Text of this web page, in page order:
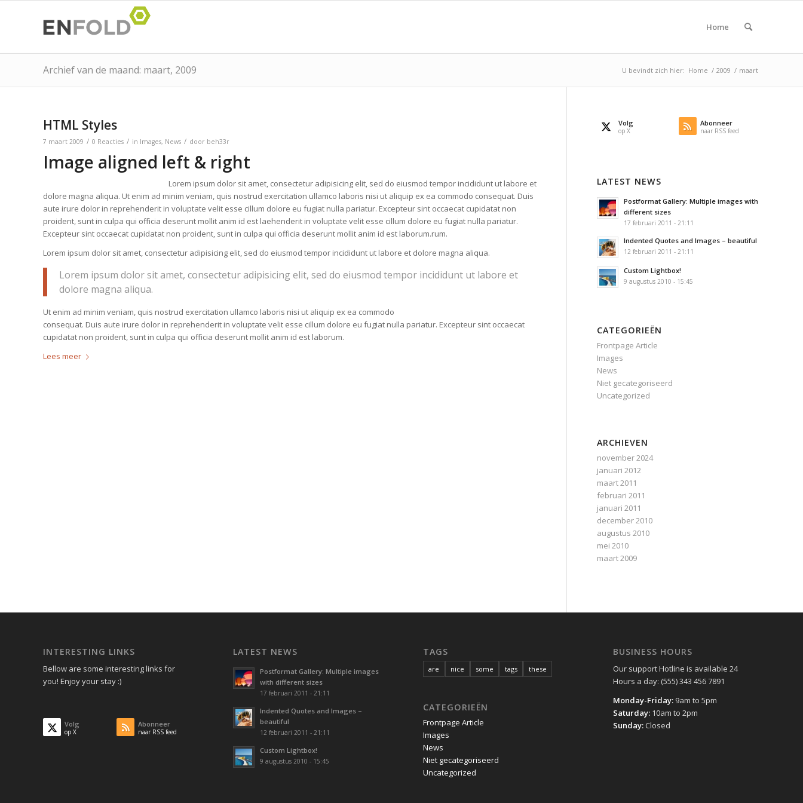
Home
Archief van de maand: maart, 2009 U bevindt zich hier: Home / 2009 / maart
HTML Styles
7 maart 2009 / 0 Reacties / in Images, News / door beh33r
Image aligned left & right
Lorem ipsum dolor sit amet, consectetur adipisicing elit, sed do eiusmod tempor incididunt ut labore et
dolore magna aliqua. Ut enim ad minim veniam, quis nostrud exercitation ullamco laboris nisi ut aliquip ex ea commodo consequat. Duis
aute irure dolor in reprehenderit in voluptate velit esse cillum dolore eu fugiat nulla pariatur. Excepteur sint occaecat cupidatat non
proident, sunt in culpa qui officia deserunt mollit anim id est laehenderit in voluptate velit esse cillum dolore eu fugiat nulla pariatur.
Excepteur sint occaecat cupidatat non proident, sunt in culpa qui officia deserunt mollit anim id est laborum.rum.
Lorem ipsum dolor sit amet, consectetur adipisicing elit, sed do eiusmod tempor incididunt ut labore et dolore magna aliqua.
Lorem ipsum dolor sit amet, consectetur adipisicing elit, sed do eiusmod tempor incididunt ut labore et
dolore magna aliqua.
Ut enim ad minim veniam, quis nostrud exercitation ullamco laboris nisi ut aliquip ex ea commodo
consequat. Duis aute irure dolor in reprehenderit in voluptate velit esse cillum dolore eu fugiat nulla pariatur. Excepteur sint occaecat
cupidatat non proident, sunt in culpa qui officia deserunt mollit anim id est laborum.
Lees meer
Volg
op X
Abonneer
naar RSS feed
LATEST NEWS
Postformat Gallery: Multiple images with
different sizes
17 februari 2011 - 21:11
Indented Quotes and Images – beautiful
12 februari 2011 - 21:11
Custom Lightbox!
9 augustus 2010 - 15:45
CATEGORIEËN
Frontpage Article
Images
News
Niet gecategoriseerd
Uncategorized
ARCHIEVEN
november 2024
januari 2012
maart 2011
februari 2011
januari 2011
december 2010
augustus 2010
mei 2010
maart 2009
INTERESTING LINKS
Bellow are some interesting links for
you! Enjoy your stay :)
Volg
op X
Abonneer
naar RSS feed
LATEST NEWS
Postformat Gallery: Multiple images
with different sizes
17 februari 2011 - 21:11
Indented Quotes and Images –
beautiful
12 februari 2011 - 21:11
Custom Lightbox!
9 augustus 2010 - 15:45
TAGS
are nice some tags these
CATEGORIEËN
Frontpage Article
Images
News
Niet gecategoriseerd
Uncategorized
BUSINESS HOURS
Our support Hotline is available 24
Hours a day: (555) 343 456 7891
Monday-Friday: 9am to 5pm
Saturday: 10am to 2pm
Sunday: Closed